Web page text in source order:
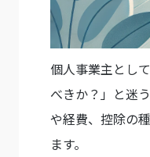
個人事業主とし
べきか？」と迷
や経費、控除の
ます。